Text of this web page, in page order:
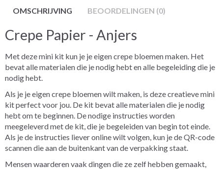
OMSCHRIJVING BEOORDELINGEN (0)
Crepe Papier - Anjers
Met deze mini kit kun je je eigen crepe bloemen maken. Het
bevat alle materialen die je nodig hebt en alle begeleiding die je
nodig hebt.
Als je je eigen crepe bloemen wilt maken, is deze creatieve mini
kit perfect voor jou. De kit bevat alle materialen die je nodig
hebt om te beginnen. De nodige instructies worden
meegeleverd met de kit, die je begeleiden van begin tot einde.
Als je de instructies liever online wilt volgen, kun je de QR-code
scannen die aan de buitenkant van de verpakking staat.
Mensen waarderen vaak dingen die ze zelf hebben gemaakt,